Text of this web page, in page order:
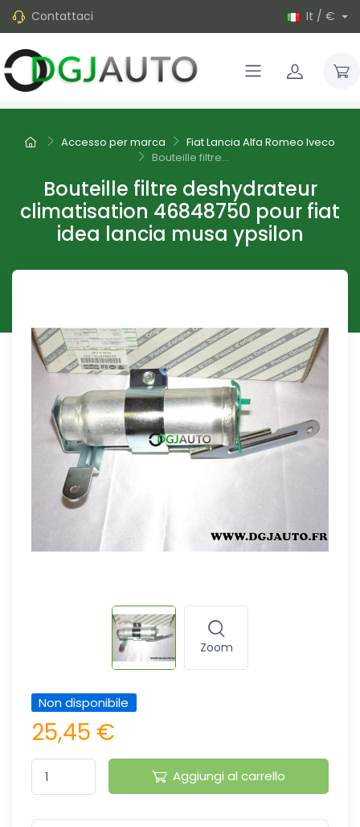
Contattaci It / €
Accesso per marca
Fiat Lancia Alfa Romeo Iveco
Bouteille filtre...
Bouteille filtre deshydrateur
climatisation 46848750 pour fiat
idea lancia musa ypsilon
Zoom
Non disponibile
25,45 €
Aggiungi al carrello